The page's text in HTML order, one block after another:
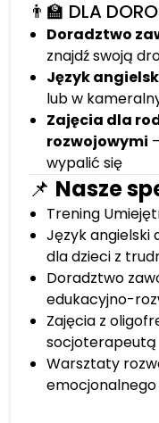
👨‍🏫 DLA
Doradztwo
znajdź swoją
Język
lub w
Zajęcia dla
rozwojowymi
wypalić się
📌 Nasze
Trening
Język angielski
dla dzieci z
Doradztwo
edukacyjno-
Zajęcia z
socjoterapeutą
Warsztaty
emocjonalnego